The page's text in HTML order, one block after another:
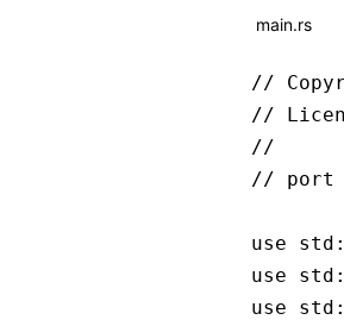
main.rs
//
//
//
// port
use std
use std
use std